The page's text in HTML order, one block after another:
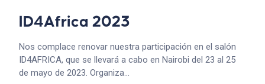
ID4Africa 2023
Nos complace renovar nuestra participación en el salón
ID4AFRICA, que se llevará a cabo en Nairobi del 23 al 25
de mayo de 2023. Organiza...